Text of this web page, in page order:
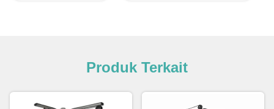
Produk Terkait